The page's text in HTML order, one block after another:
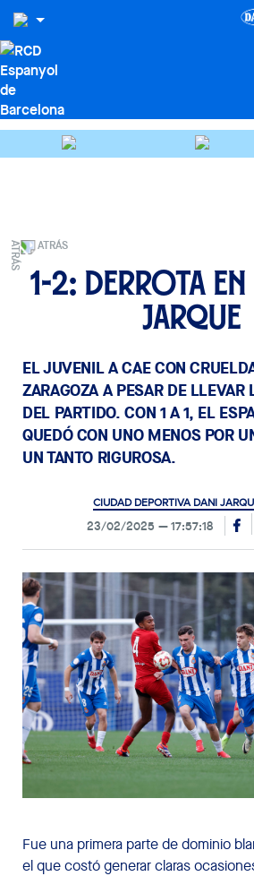
ATRÁS
1-2: Derrota en
Jarque
EL JUVENIL A CAE CON
ZARAGOZA A PESAR DE LLEVAR
DEL PARTIDO. CON 1 A 1, EL
QUEDÓ CON UNO MENOS POR
UN TANTO RIGUROSA.
CIUDAD DEPORTIVA DANI
23/02/2025 17:57:18
Fue una primera parte de dominio
el que costó generar claras